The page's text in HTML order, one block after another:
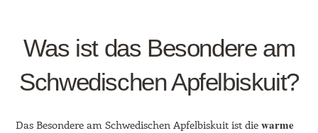
Was ist das Besondere am
Schwedischen Apfelbiskuit?
Das Besondere am Schwedischen Apfelbiskuit ist die warme